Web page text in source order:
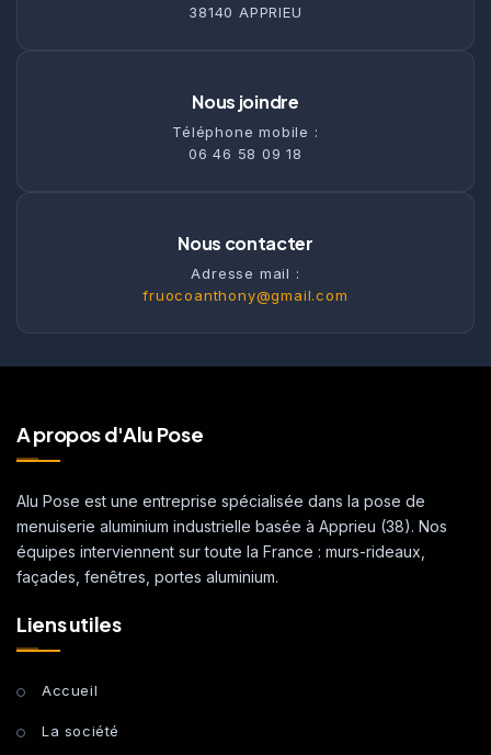
38140 APPRIEU
Nous joindre
Téléphone mobile :
06 46 58 09 18
Nous contacter
Adresse mail :
fruocoanthony@gmail.com
A propos d'Alu Pose
Alu Pose est une entreprise spécialisée dans la pose de
menuiserie aluminium industrielle basée à Apprieu (38). Nos
équipes interviennent sur toute la France : murs-rideaux,
façades, fenêtres, portes aluminium.
Liens utiles
Accueil
La société